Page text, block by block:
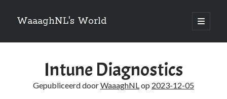
WaaaghNL's World
open
primair
Zijbalk
Intune Diagnostics
Gepubliceerd doorWaaaghNLop 2023-12-05